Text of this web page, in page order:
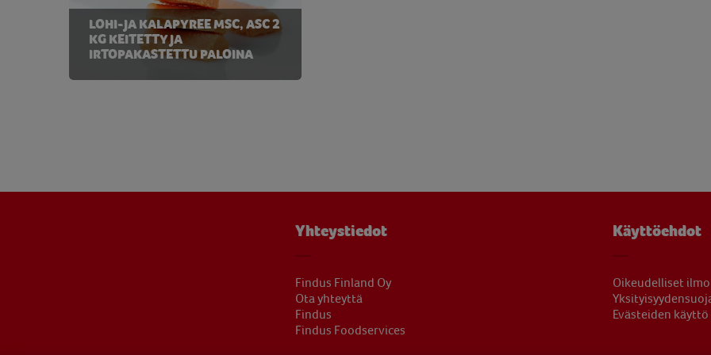
LOHI-JA KALAPYREE MSC, ASC 2
KG KEITETTY JA
IRTOPAKASTETTU PALOINA
Yhteystiedot
Findus Finland Oy
Ota yhteyttä
Findus
Findus Foodservices
Käyttöehdot
Oikeudelliset
Evästeiden käyttö